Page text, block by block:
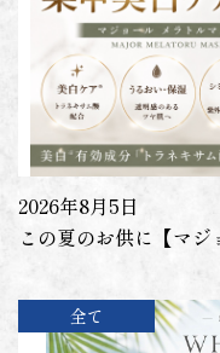
2026年8月5日
この夏のお供に【マジ
全て